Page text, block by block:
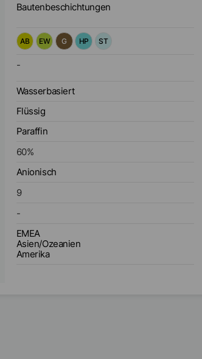
Bautenbeschichtungen
AB EW G HP ST
-
Wasserbasiert
Flüssig
Paraffin
60%
Anionisch
9
-
EMEA
Asien/Ozeanien
Amerika